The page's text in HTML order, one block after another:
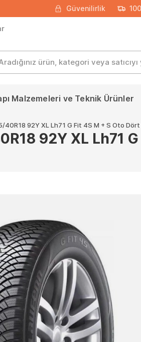
Güvenilirlik
Malzemeleri ve Teknik Ürünler
92Y XL Lh71 G Fit 4S M + S Oto Dört
92Y XL Lh71